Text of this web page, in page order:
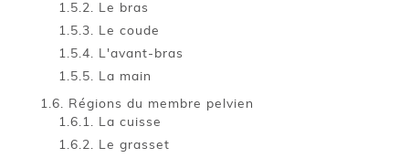
Le bras
Le coude
L'avant-bras
La main
Régions du membre pelvien
La cuisse
Le grasset